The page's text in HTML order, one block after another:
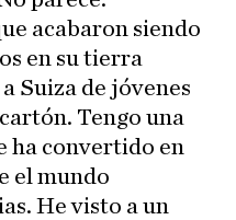
acabaron siendo
en su tierra
Suiza de jóvenes
Tengo una
ha convertido en
el mundo
He visto a un